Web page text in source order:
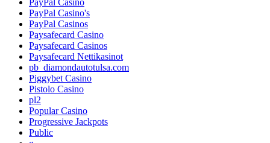
PayPal Casino
PayPal Casino's
PayPal Casinos
Paysafecard Casino
Paysafecard Casinos
Paysafecard Nettikasinot
pb_diamondautotulsa.com
Piggybet Casino
Pistolo Casino
pl2
Popular Casino
Progressive Jackpots
Public